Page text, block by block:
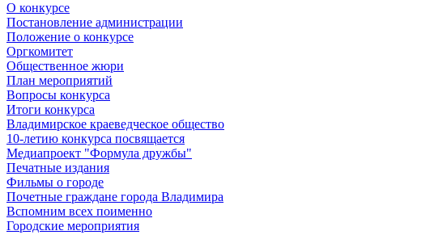
О конкурсе
Постановление администрации
Положение о конкурсе
Оргкомитет
Общественное жюри
План мероприятий
Вопросы конкурса
Итоги конкурса
Владимирское краеведческое общество
10-летию конкурса посвящается
Медиапроект "Формула дружбы"
Печатные издания
Фильмы о городе
Почетные граждане города Владимира
Вспомним всех поименно
Городские мероприятия